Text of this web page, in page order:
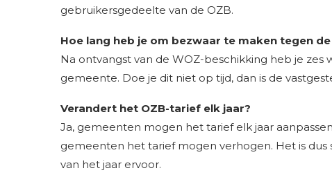
gebruikersgedeelte van de OZB.
Hoe lang heb je om bezwaar te maken tegen
Na ontvangst van de WOZ-beschikking heb je
gemeente. Doe je dit niet op tijd, dan is de
Verandert het OZB-tarief elk jaar?
Ja, gemeenten mogen het tarief elk jaar
gemeenten het tarief mogen verhogen. Het is
van het jaar ervoor.